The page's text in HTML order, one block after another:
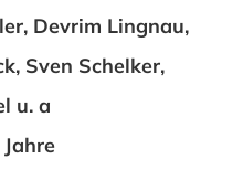
Devrim Lingnau,
Sven Schelker,
u. a